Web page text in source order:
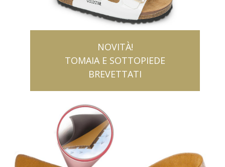
NOVITÀ!
TOMAIA E SOTTOPIEDE
BREVETTATI